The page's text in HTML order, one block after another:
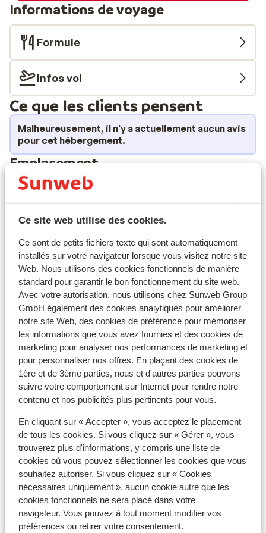
Ce site web utilise des cookies.
Ce sont de petits fichiers texte qui sont automatiquement
installés sur votre navigateur lorsque vous visitez notre site
Web. Nous utilisons des cookies fonctionnels de manière
standard pour garantir le bon fonctionnement du site web.
Avec votre autorisation, nous utilisons chez Sunweb Group
GmbH également des cookies analytiques pour améliorer
notre site Web, des cookies de préférence pour mémoriser
les informations que vous avez fournies et des cookies de
marketing pour analyser nos performances de marketing et
pour personnaliser nos offres. En plaçant des cookies de
1ère et de 3ème parties, nous et d'autres parties pouvons
suivre votre comportement sur Internet pour rendre notre
contenu et nos publicités plus pertinents pour vous.
En cliquant sur « Accepter », vous acceptez le placement
de tous les cookies. Si vous cliquez sur « Gérer », vous
trouverez plus d'informations, y compris une liste de
cookies où vous pouvez sélectionner les cookies que vous
souhaitez autoriser. Si vous cliquez sur « Cookies
nécessaires uniquement », aucun cookie autre que les
cookies fonctionnels ne sera placé dans votre
navigateur. Vous pouvez à tout moment modifier vos
préférences ou retirer votre consentement.
Informations de voyage
Formule
Infos vol
Ce que les clients pensent
Malheureusement, il n'y a actuellement aucun avis
pour cet hébergement.
Emplacement
À proximité
En bord de mer
Distance de la plage privée
Distance du centre-ville: environ 35 kilomètres
Distance de l'aéroport environ 25 kilomètres
Distance jusqu'au distributeur d'argent (sur place)
Distance à l'hôpital le plus proche environ 25
kilomètres
Autres hébergements - Mer Rouge
Hôtel Beach Albatros Resort
Casa Cook El Gouna - Réservé aux adultes